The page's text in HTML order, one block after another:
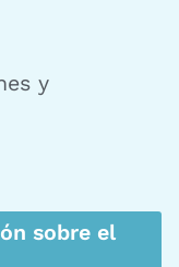
y
sobre el